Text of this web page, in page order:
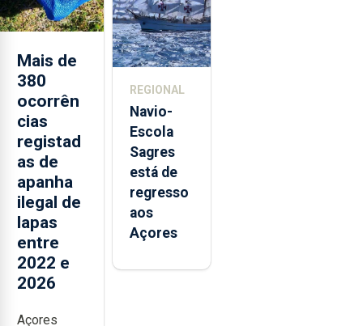
Mais de
380
ocorrên
cias
registad
as de
apanha
ilegal de
lapas
entre
2022 e
2026
Açores
Sebastião
e cria 30
postos de
REGIONAL
Navio-
Escola
Sagres
está de
regresso
aos
Açores